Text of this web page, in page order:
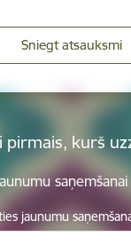
Sniegt atsauksmi
pirmais, kurš
jaunumu